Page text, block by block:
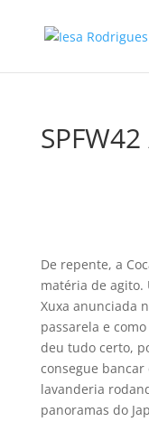
De repente, a
matéria de agito.
Xuxa anunciada
passarela e
deu tudo certo,
consegue bancar
lavanderia
panoramas do